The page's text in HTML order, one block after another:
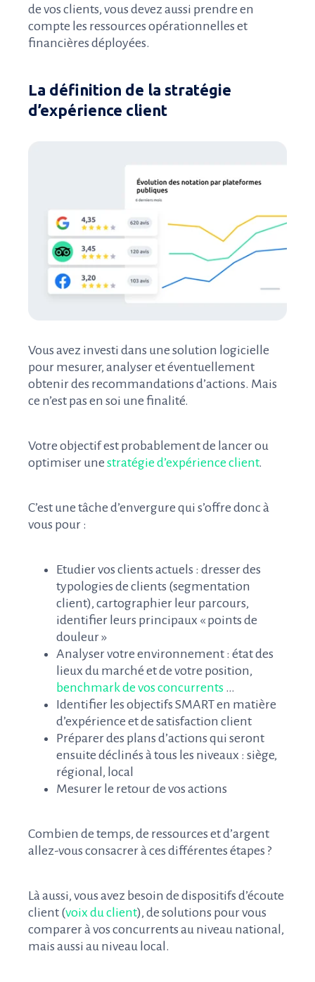
de vos clients, vous devez aussi prendre en
compte les ressources opérationnelles et
financières déployées.
La définition de la stratégie
d’expérience client
Vous avez investi dans une solution logicielle
pour mesurer, analyser et éventuellement
obtenir des recommandations d’actions. Mais
ce n’est pas en soi une finalité.
Votre objectif est probablement de lancer ou
optimiser une stratégie d’expérience client.
C’est une tâche d’envergure qui s’offre donc à
vous pour :
Etudier vos clients actuels : dresser des
typologies de clients (segmentation
client), cartographier leur parcours,
identifier leurs principaux « points de
douleur »
Analyser votre environnement : état des
lieux du marché et de votre position,
benchmark de vos concurrents …
Identifier les objectifs SMART en matière
d’expérience et de satisfaction client
Préparer des plans d’actions qui seront
ensuite déclinés à tous les niveaux : siège,
régional, local
Mesurer le retour de vos actions
Combien de temps, de ressources et d’argent
allez-vous consacrer à ces différentes étapes ?
Là aussi, vous avez besoin de dispositifs d’écoute
client (voix du client), de solutions pour vous
comparer à vos concurrents au niveau national,
mais aussi au niveau local.